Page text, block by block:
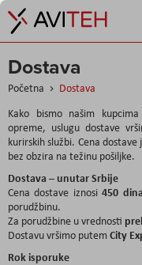
Dostava
Početna
Dostava
Kako bismo našim
opreme, uslugu dostave
kurirskih službi. Cena
bez obzira na težinu pošiljke.
Dostava – unutar Srbije
Cena dostave iznosi450
porudžbinu.
Za porudžbine u vrednosti
Dostavu vršimo putemCity
Rok isporuke